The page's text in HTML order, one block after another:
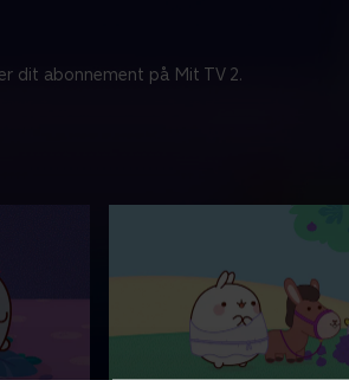
dit abonnement på Mit TV 2.